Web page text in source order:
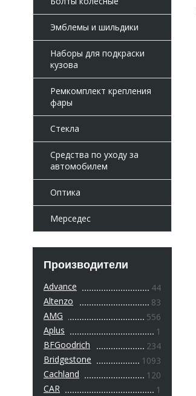
Эмблемы и шильдики
Наборы для подкраски
кузова
Ремкомплект крепления
фары
Стекла
Средства по уходу за
автомобилем
Оптика
Мерседес
Производители
Advance
44
Altenzo
83
AMG
556
Aplus
1
BFGoodrich
234
Bridgestone
1093
Cachland
120
CAR
1